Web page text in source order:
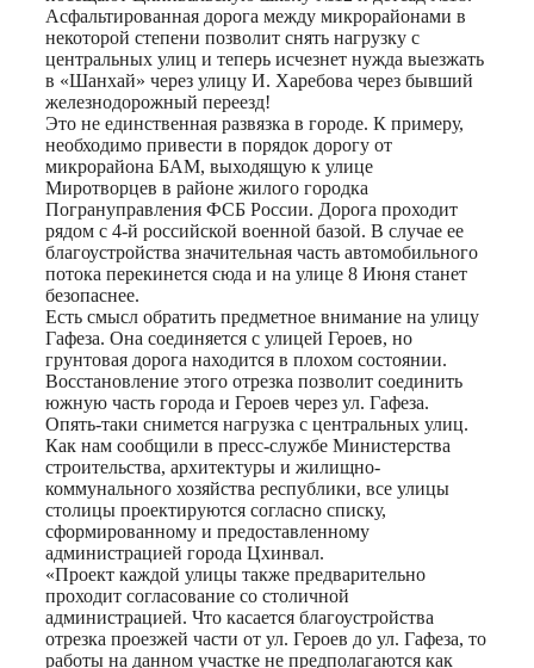
Асфальтированная дорога между микрорайонами в
некоторой степени позволит снять нагрузку с
центральных улиц и теперь исчезнет нужда выезжать
в «Шанхай» через улицу И. Харебова через бывший
железнодорожный переезд!
Это не единственная развязка в городе. К примеру,
необходимо привести в порядок дорогу от
микрорайона БАМ, выходящую к улице
Миротворцев в районе жилого городка
Погрануправления ФСБ России. Дорога проходит
рядом с 4-й российской военной базой. В случае ее
благоустройства значительная часть автомобильного
потока перекинется сюда и на улице 8 Июня станет
безопаснее.
Есть смысл обратить предметное внимание на улицу
Гафеза. Она соединяется с улицей Героев, но
грунтовая дорога находится в плохом состоянии.
Восстановление этого отрезка позволит соединить
южную часть города и Героев через ул. Гафеза.
Опять-таки снимется нагрузка с центральных улиц.
Как нам сообщили в пресс-службе Министерства
строительства, архитектуры и жилищно-
коммунального хозяйства республики, все улицы
столицы проектируются согласно списку,
сформированному и предоставленному
администрацией города Цхинвал.
«Проект каждой улицы также предварительно
проходит согласование со столичной
администрацией. Что касается благоустройства
отрезка проезжей части от ул. Героев до ул. Гафеза, то
работы на данном участке не предполагаются как